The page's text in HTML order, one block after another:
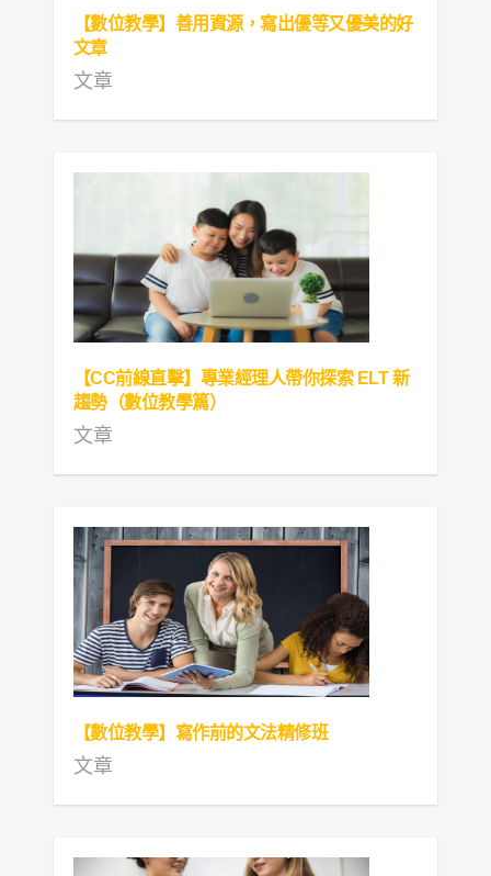
【數位教學】善用資源，寫出優等又優美的好
文章
文章
【CC前線直擊】專業經理人帶你探索 ELT 新
趨勢（數位教學篇）
文章
【數位教學】寫作前的文法精修班
文章